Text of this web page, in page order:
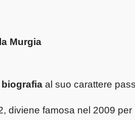
Murgia
biografia al suo carattere
diviene famosa nel 2009 per